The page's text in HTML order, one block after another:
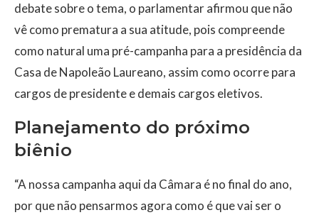
debate sobre o tema, o parlamentar afirmou que não
vê como prematura a sua atitude, pois compreende
como natural uma pré-campanha para a presidência da
Casa de Napoleão Laureano, assim como ocorre para
cargos de presidente e demais cargos eletivos.
Planejamento do próximo
biênio
“A nossa campanha aqui da Câmara é no final do ano,
por que não pensarmos agora como é que vai ser o